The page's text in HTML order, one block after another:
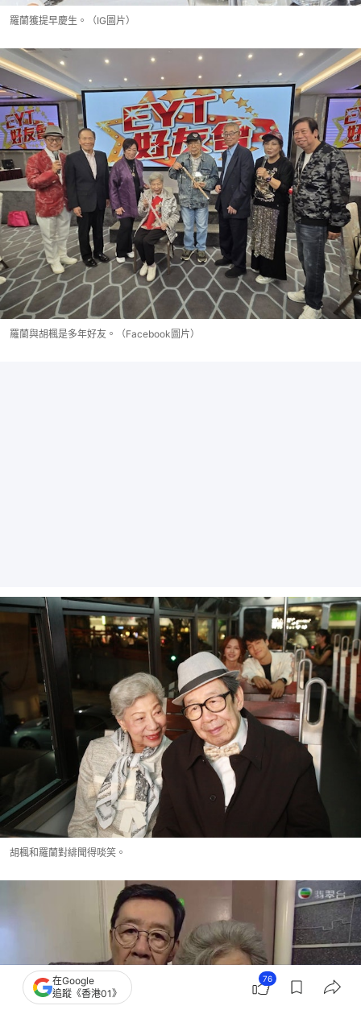
羅蘭獲提早慶生。（IG圖片）
羅蘭與胡楓是多年好友。（Facebook圖片）
胡楓和羅蘭對緋聞得啖笑。
在Google
追蹤《香港01》
76